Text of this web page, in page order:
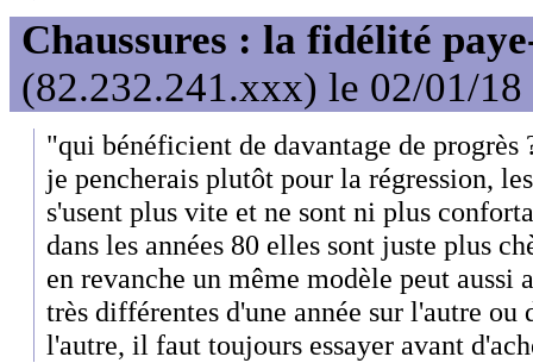
Chaussures : la fidélité
(82.232.241.xxx) le 02/01/18
"qui bénéficient de davantage de progrès
je pencherais plutôt pour la régression,
s'usent plus vite et ne sont ni plus
dans les années 80 elles sont juste plus
en revanche un même modèle peut aussi
très différentes d'une année sur l'autre
l'autre, il faut toujours essayer avant